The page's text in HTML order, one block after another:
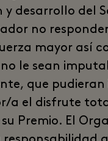
y desarrollo del
no
mayor así
le sean
que pudieran
a el disfrute
Premio. El